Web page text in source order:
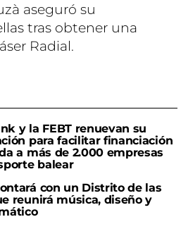
aseguró su
tras obtener una
Radial.
y la FEBT renuevan su
para facilitar financiación
a más de 2.000 empresas
balear
con un Distrito de las
reunirá música, diseño y